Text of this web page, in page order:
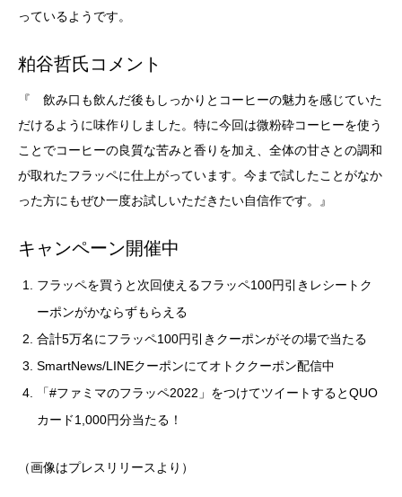
っているようです。
粕谷哲氏コメント
『 飲み口も飲んだ後もしっかりとコーヒーの魅力を感じていた
だけるように味作りしました。特に今回は微粉砕コーヒーを使う
ことでコーヒーの良質な苦みと香りを加え、全体の甘さとの調和
が取れたフラッペに仕上がっています。今まで試したことがなか
った方にもぜひ一度お試しいただきたい自信作です。』
キャンペーン開催中
フラッペを買うと次回使えるフラッペ100円引きレシートク
ーポンがかならずもらえる
合計5万名にフラッペ100円引きクーポンがその場で当たる
SmartNews/LINEクーポンにてオトククーポン配信中
「#ファミマのフラッペ2022」をつけてツイートするとQUO
カード1,000円分当たる！
（画像はプレスリリースより）